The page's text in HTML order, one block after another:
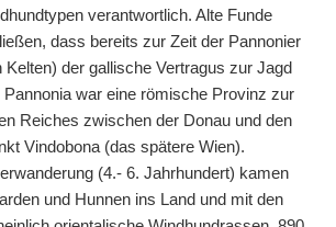
verantwortlich. Alte Funde
dass bereits zur Zeit der Pannonier
Kelten) der gallische Vertragus zur Jagd
Pannonia war eine römische Provinz zur
Reiches zwischen der Donau und den
Vindobona (das spätere Wien).
(4.- 6. Jahrhundert) kamen
und Hunnen ins Land und mit den